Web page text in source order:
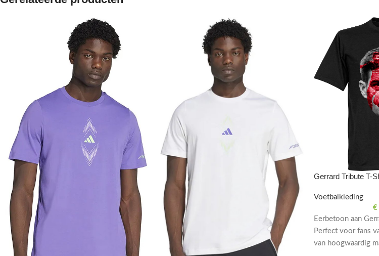
Gerrard Tribute T-
Voetbalkleding
€
Eerbetoon aan
Perfect voor fans
van hoogwaardig